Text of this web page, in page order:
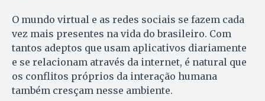
O mundo virtual e as redes sociais se fazem cada
vez mais presentes na vida do brasileiro. Com
tantos adeptos que usam aplicativos diariamente
e se relacionam através da internet, é natural que
os conflitos próprios da interação humana
também cresçam nesse ambiente.